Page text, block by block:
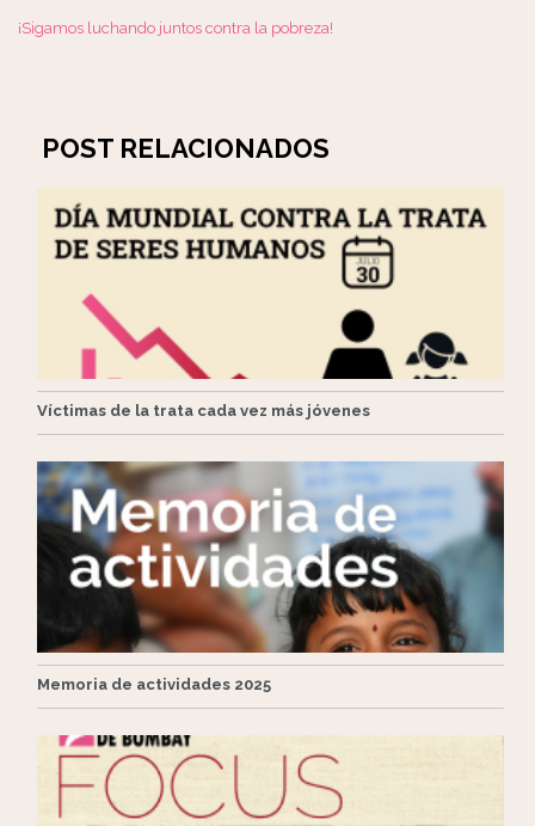
¡Sigamos luchando juntos contra la pobreza!
POST RELACIONADOS
Víctimas de la trata cada vez más jóvenes
Memoria de actividades 2025